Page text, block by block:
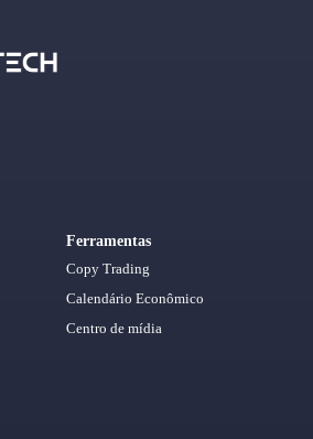
Ferramentas
Copy Trading
Calendário Econômico
Centro de mídia